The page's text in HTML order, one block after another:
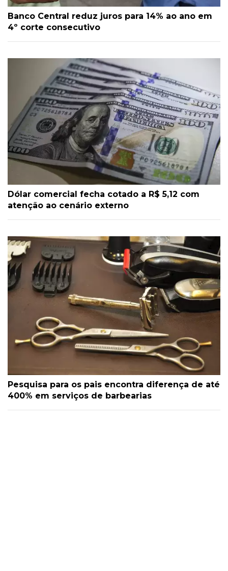
Banco Central reduz juros para 14% ao ano em
4º corte consecutivo
Dólar comercial fecha cotado a R$ 5,12 com
atenção ao cenário externo
Pesquisa para os pais encontra diferença de até
400% em serviços de barbearias